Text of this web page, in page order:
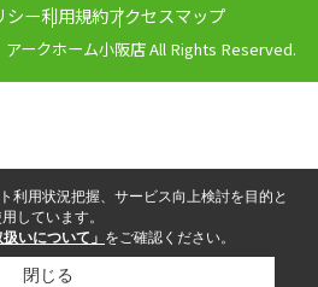
シー利用規約アクセスマップ
ークホーム小阪店 All Rights Reserved.
利用状況把握、サービス向上検討を目的と
しています。
いについて」 をご確認ください。
閉じる